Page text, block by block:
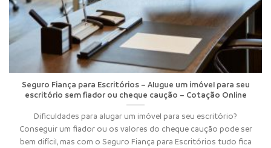
Seguro Fiança para Escritórios – Alugue um imóvel para seu
escritório sem fiador ou cheque caução – Cotação Online
Dificuldades para alugar um imóvel para seu escritório?
Conseguir um fiador ou os valores do cheque caução pode ser
bem difícil, mas com o Seguro Fiança para Escritórios tudo fica